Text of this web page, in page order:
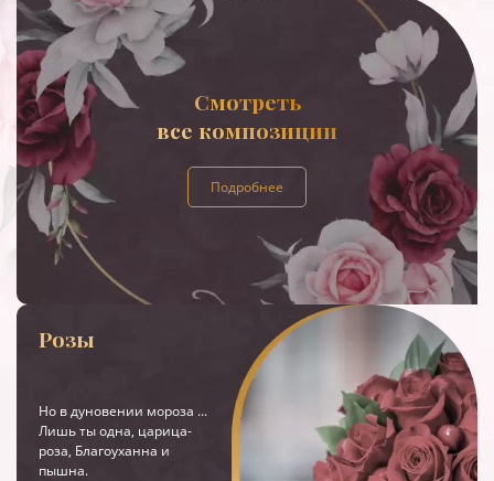
Смотреть
все композиции
Подробнее
Розы
Но в дуновении мороза ...
Лишь ты одна, царица-
роза, Благоуханна и
пышна.